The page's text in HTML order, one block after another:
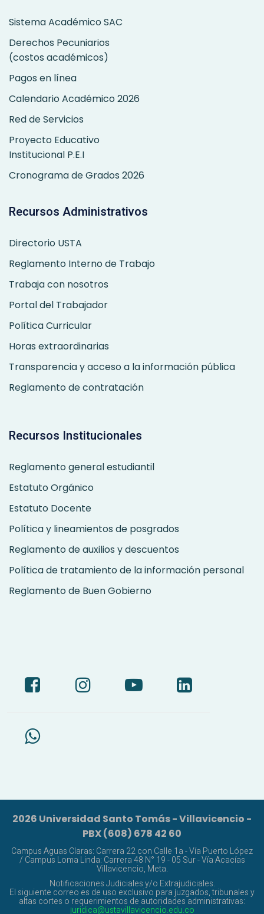
Sistema Académico SAC
Derechos Pecuniarios
(costos académicos)
Pagos en línea
Calendario Académico 2026
Red de Servicios
Proyecto Educativo
Institucional P.E.I
Cronograma de Grados 2026
Recursos Administrativos
Directorio USTA
Reglamento Interno de Trabajo
Trabaja con nosotros
Portal del Trabajador
Política Curricular
Horas extraordinarias
Transparencia y acceso a la información pública
Reglamento de contratación
Recursos Institucionales
Reglamento general estudiantil
Estatuto Orgánico
Estatuto Docente
Política y lineamientos de posgrados
Reglamento de auxilios y descuentos
Política de tratamiento de la información personal
Reglamento de Buen Gobierno
2026 Universidad Santo Tomás - Villavicencio -
PBX (608) 678 42 60
Campus Aguas Claras: Carrera 22 con Calle 1a - Vía Puerto López
/ Campus Loma Linda: Carrera 48 N° 19 - 05 Sur - Vía Acacías
Villavicencio, Meta.
Notificaciones Judiciales y/o Extrajudiciales.
El siguiente correo es de uso exclusivo para juzgados, tribunales y
altas cortes o requerimientos de autoridades administrativas:
juridica@ustavillavicencio.edu.co